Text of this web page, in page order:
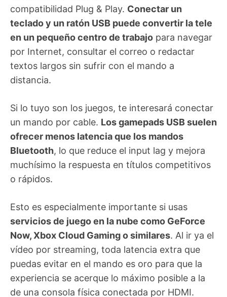
compatibilidad Plug & Play. Conectar un
teclado y un ratón USB puede convertir la tele
en un pequeño centro de trabajo para navegar
por Internet, consultar el correo o redactar
textos largos sin sufrir con el mando a
distancia.
Si lo tuyo son los juegos, te interesará conectar
un mando por cable. Los gamepads USB suelen
ofrecer menos latencia que los mandos
Bluetooth, lo que reduce el input lag y mejora
muchísimo la respuesta en títulos competitivos
o rápidos.
Esto es especialmente importante si usas
servicios de juego en la nube como GeForce
Now, Xbox Cloud Gaming o similares. Al ir ya el
vídeo por streaming, toda latencia extra que
puedas evitar en el mando es oro para que la
experiencia se acerque lo máximo posible a la
de una consola física conectada por HDMI.